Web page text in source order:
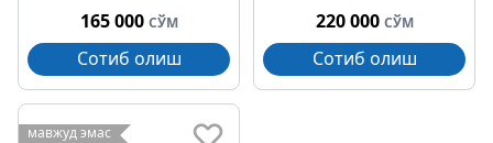
165 000 СЎМ
Сотиб олиш
220 000 СЎМ
Сотиб олиш
мавжуд эмас